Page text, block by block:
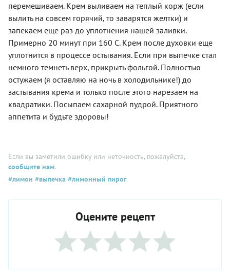
перемешиваем. Крем выливаем на теплый корж (если
вылить на совсем горячий, то заварятся желтки) и
запекаем еще раз до уплотнения нашей заливки.
Примерно 20 минут при 160 С. Крем после духовки еще
уплотнится в процессе остывания. Если при выпечке стал
немного темнеть верх, прикрыть фольгой. Полностью
остужаем (я оставляю на ночь в холодильнике!) до
застывания крема и только после этого нарезаем на
квадратики. Посыпаем сахарной пудрой. Приятного
аппетита и будьте здоровы!
Если вы заметили ошибку или неточность, пожалуйста,
сообщите нам.
#лимон #выпечка #лимонный пирог
Оцените рецепт